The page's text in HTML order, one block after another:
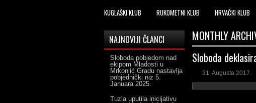
KUGLAŠKI KLUB RUKOMETNI KLUB HRVAČKI KLUB
MONTHLY
Sloboda
31. Augusta 2017.
NAJNOVIJI ČLANCI
Sloboda pobjedom nad
ekipom Mladosti u
Mrkonjić Gradu nastavlja
pobjednički niz 5.
Januara 2025.
Tuzla uputila inicijativu